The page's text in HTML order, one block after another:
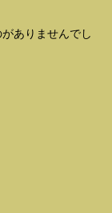
ありませんでし